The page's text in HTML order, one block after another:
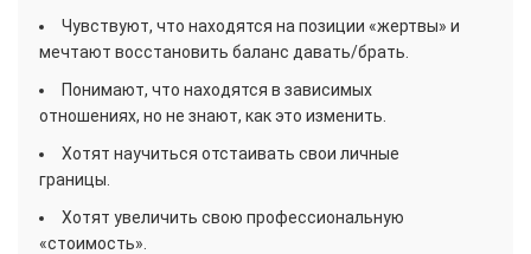
Чувствуют, что находятся на позиции «жертвы» и
мечтают восстановить баланс давать/брать.
Понимают, что находятся в зависимых
отношениях, но не знают, как это изменить.
Хотят научиться отстаивать свои личные
границы.
Хотят увеличить свою профессиональную
«стоимость».